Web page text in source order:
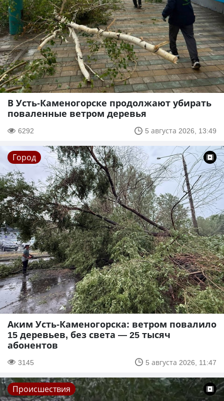
В Усть-Каменогорске продолжают убирать
поваленные ветром деревья
6292 5 августа 2026, 13:49
Город
Аким Усть-Каменогорска: ветром повалило
15 деревьев, без света — 25 тысяч
абонентов
3145 5 августа 2026, 11:47
Происшествия